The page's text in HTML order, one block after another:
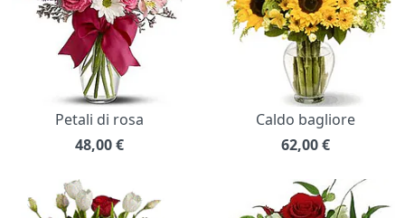
Petali di rosa
48,00€
Caldo bagliore
62,00€